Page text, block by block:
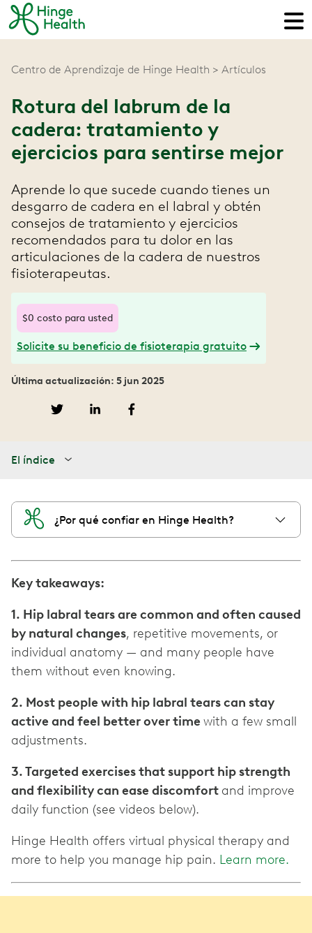
Centro de Aprendizaje de Hinge Health Artículos
Rotura del labrum de la
cadera: tratamiento y
ejercicios para sentirse mejor
Aprende lo que sucede cuando tienes un
desgarro de cadera en el labral y obtén
consejos de tratamiento y ejercicios
recomendados para tu dolor en las
articulaciones de la cadera de nuestros
fisioterapeutas.
$0 costo para usted
Solicite su beneficio de fisioterapia gratuito
Última actualización: 5 jun 2025
El índice
¿Por qué confiar en Hinge Health?
Key takeaways:
1. Hip labral tears are common and often caused
by natural changes, repetitive movements, or
individual anatomy — and many people have
them without even knowing.
2. Most people with hip labral tears can stay
active and feel better over timewith a few small
adjustments.
3. Targeted exercises that support hip strength
and flexibility can ease discomfort and improve
daily function (see videos below).
Hinge Health offers virtual physical therapy and
more to help you manage hip pain. Learn more.